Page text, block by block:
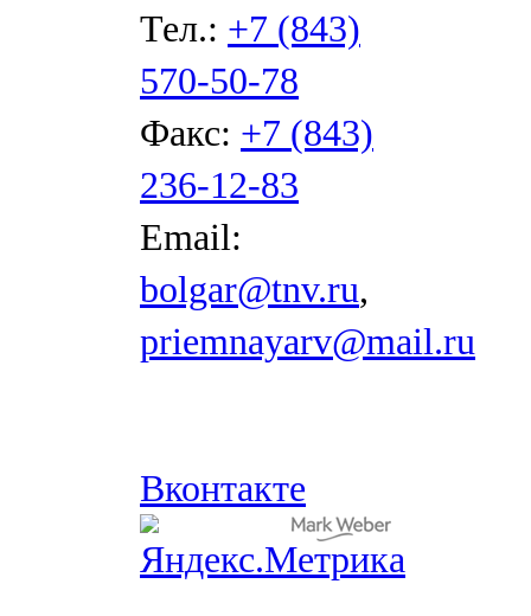
Тел.: +7 (843)
570-50-78
Факс: +7 (843)
236-12-83
Email:
bolgar@tnv.ru,
priemnayarv@mail.ru
Вконтакте